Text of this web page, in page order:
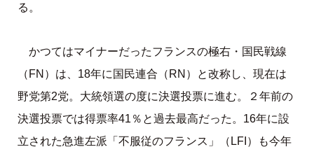
る。
かつてはマイナーだったフランスの極右・国民戦線
（FN）は、18年に国民連合（RN）と改称し、現在は
野党第2党。大統領選の度に決選投票に進む。２年前の
決選投票では得票率41％と過去最高だった。16年に設
立された急進左派「不服従のフランス」（LFI）も今年